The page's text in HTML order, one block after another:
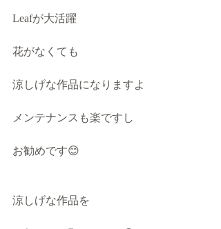
Leafが大活躍
花がなくても
涼しげな作品になりますよ
メンテナンスも楽ですし
お勧めです😊
涼しげな作品を